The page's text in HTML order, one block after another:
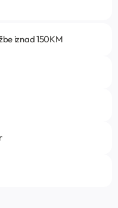
iznad 150KM